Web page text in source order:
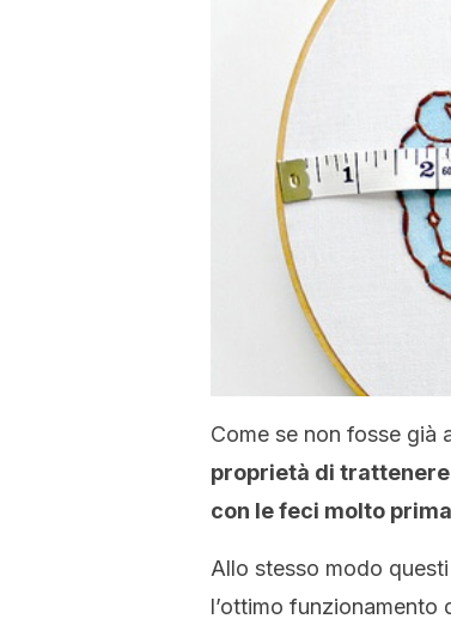
Come se non fosse già
proprietà di
con le feci molto
Allo stesso modo
l’ottimo funzionamento